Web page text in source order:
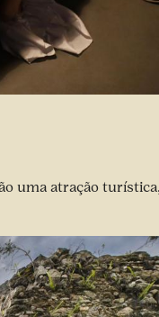
uma atração